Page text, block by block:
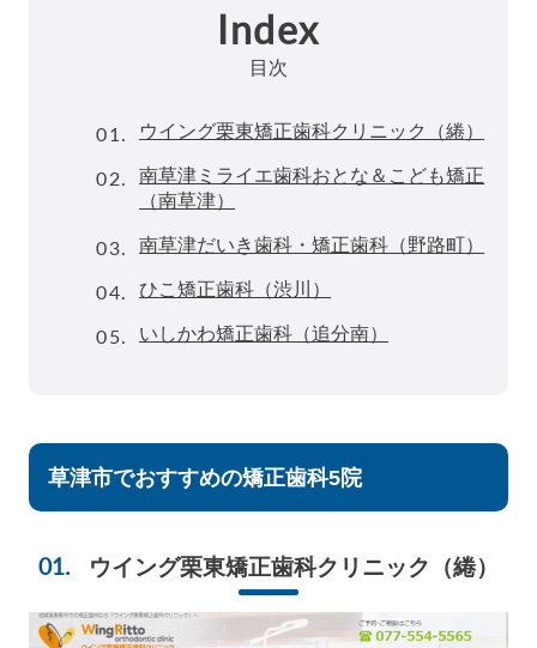
Index
目次
01. ウイング栗東矯正歯科クリニック（綣）
02.
南草津ミライエ歯科おとな＆こども矯正
（南草津）
03. 南草津だいき歯科・矯正歯科（野路町）
04. ひこ矯正歯科（渋川）
05. いしかわ矯正歯科（追分南）
草津市でおすすめの矯正歯科5院
ウイング栗東矯正歯科クリニック （綣）